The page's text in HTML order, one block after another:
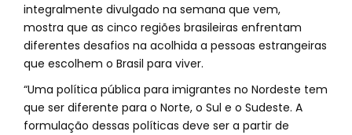
integralmente divulgado na semana que vem,
mostra que as cinco regiões brasileiras enfrentam
diferentes desafios na acolhida a pessoas estrangeiras
que escolhem o Brasil para viver.
“Uma política pública para imigrantes no Nordeste tem
que ser diferente para o Norte, o Sul e o Sudeste. A
formulação dessas políticas deve ser a partir de